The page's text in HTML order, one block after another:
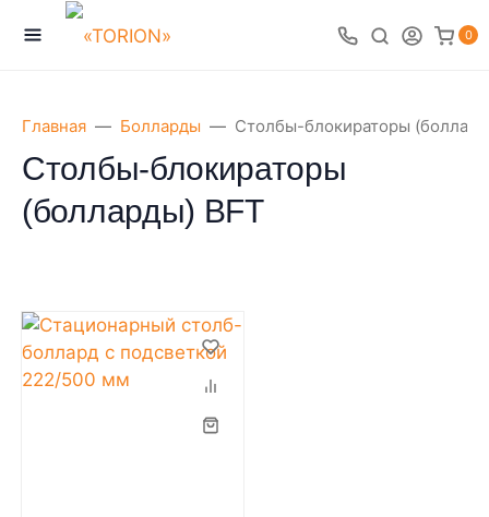
0
Главная Болларды Столбы-блокираторы
Столбы-блокираторы
(болларды) BFT